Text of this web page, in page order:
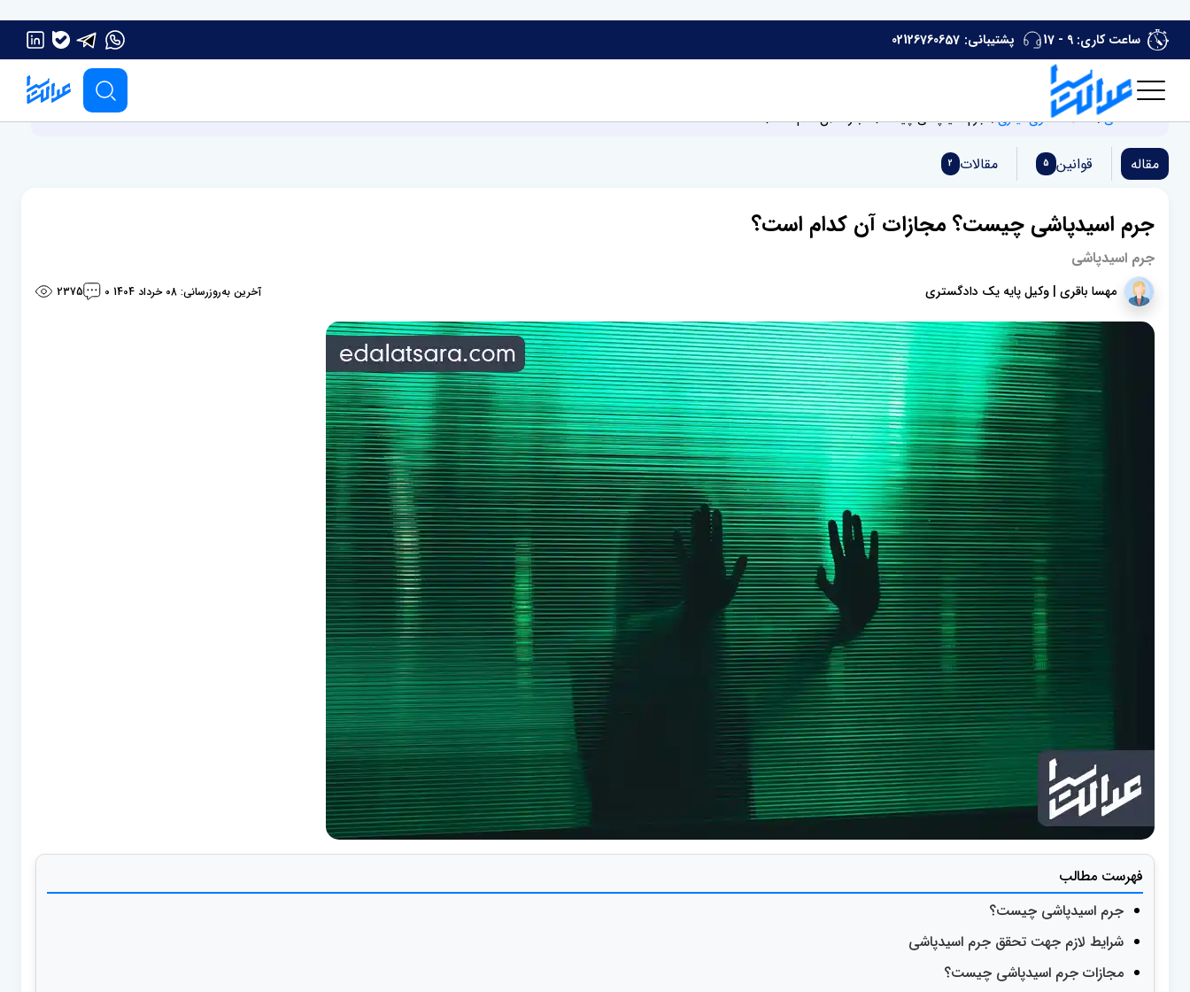
ساعت کاری: 9 - 17 پشتیبانی: 02126760657
صفحه اصلی مقالات دعاوی کیفری جرم اسیدپاشی چیست؟ مجازات آن کدام است؟
مقاله قوانین 5 مقالات 2
جرم اسیدپاشی چیست؟ مجازات آن کدام است؟
جرم اسیدپاشی
مهسا باقری | وکیل پایه یک دادگستری آخرین به‌روزرسانی: 08 خرداد 1404 0
2375
فهرست مطالب
جرم اسیدپاشی چیست؟
شرایط لازم جهت تحقق جرم اسیدپاشی
مجازات جرم اسیدپاشی چیست؟